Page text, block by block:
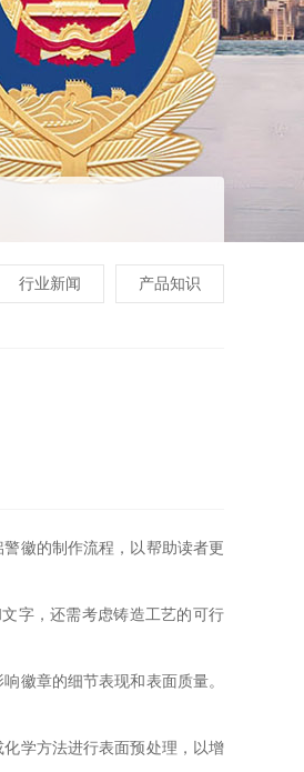
行业新闻 产品知识
徽的制作流程，以帮助读者更
字，还需考虑铸造工艺的可行
徽章的细节表现和表面质量。
学方法进行表面预处理，以增